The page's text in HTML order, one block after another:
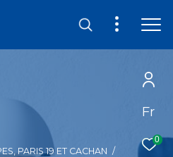
Fr
0
PARIS 19 ET CACHAN